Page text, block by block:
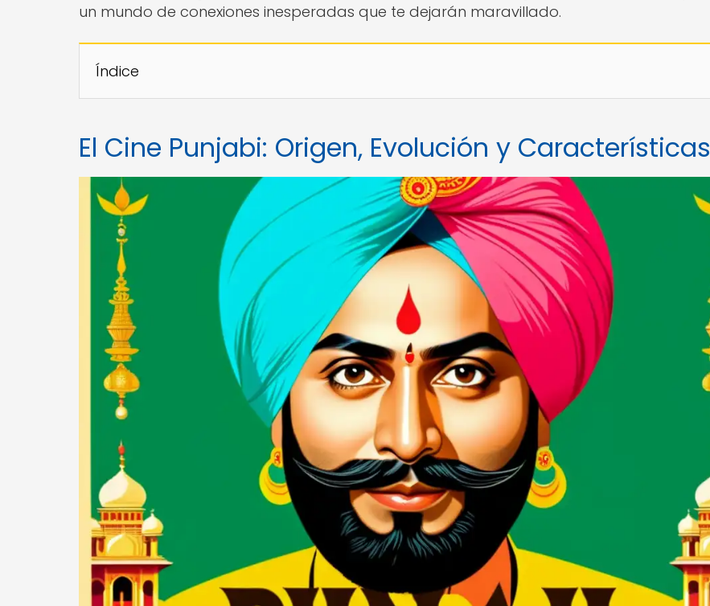
un mundo de conexiones inesperadas que te dejarán maravillado.
Índice
El Cine Punjabi: Origen, Evolución y Características